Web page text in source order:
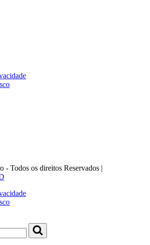
- Todos os direitos Reservados |